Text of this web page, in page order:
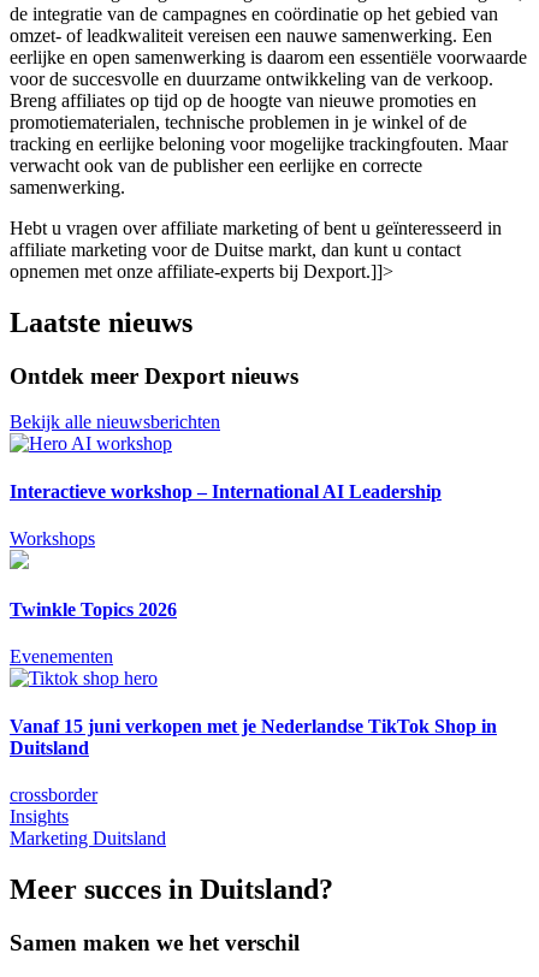
de integratie van de campagnes en coördinatie op het gebied van
omzet- of leadkwaliteit vereisen een nauwe samenwerking. Een
eerlijke en open samenwerking is daarom een essentiële voorwaarde
voor de succesvolle en duurzame ontwikkeling van de verkoop.
Breng affiliates op tijd op de hoogte van nieuwe promoties en
promotiematerialen, technische problemen in je winkel of de
tracking en eerlijke beloning voor mogelijke trackingfouten. Maar
verwacht ook van de publisher een eerlijke en correcte
samenwerking.
Hebt u vragen over affiliate marketing of bent u geïnteresseerd in
affiliate marketing voor de Duitse markt, dan kunt u contact
opnemen met onze affiliate-experts bij Dexport.]]>
Laatste nieuws
Ontdek meer Dexport nieuws
Bekijk alle nieuwsberichten
Interactieve workshop – International AI Leadership
Workshops
Twinkle Topics 2026
Evenementen
Vanaf 15 juni verkopen met je Nederlandse TikTok Shop in
Duitsland
crossborder
Insights
Marketing Duitsland
Meer succes in Duitsland?
Samen maken we het verschil